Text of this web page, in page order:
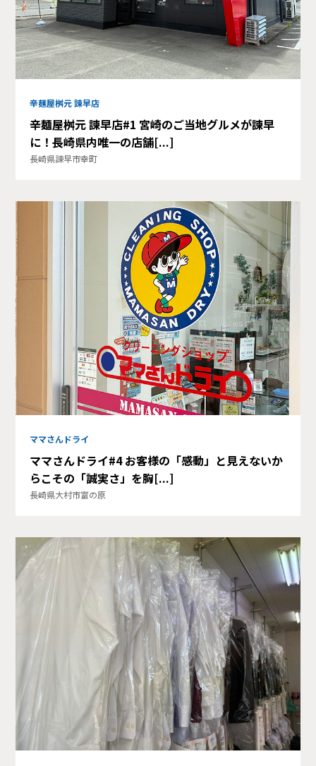
辛麺屋桝元 諫早店
辛麺屋桝元 諫早店#1 宮崎のご当地グルメが諫早
に！長崎県内唯一の店舗[...]
長崎県諫早市幸町
ママさんドライ
ママさんドライ#4 お客様の「感動」と見えないか
らこその「誠実さ」を胸[...]
長崎県大村市富の原